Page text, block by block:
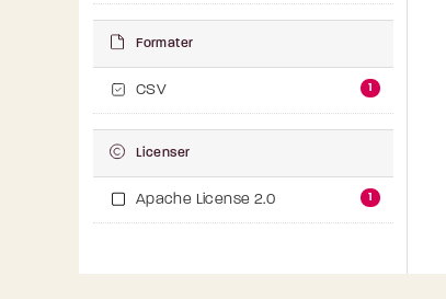
Formater
CSV 1
Licenser
Apache License 2.0 1